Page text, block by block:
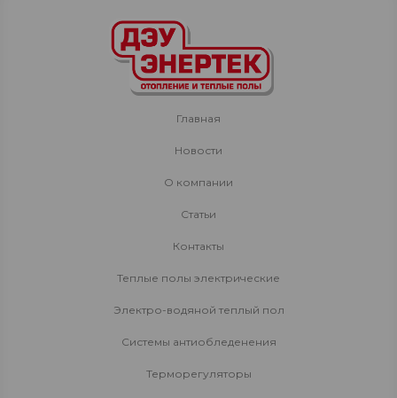
Главная
Новости
О компании
Статьи
Контакты
Теплые полы электрические
Электро-водяной теплый пол
Системы антиобледенения
Терморегуляторы